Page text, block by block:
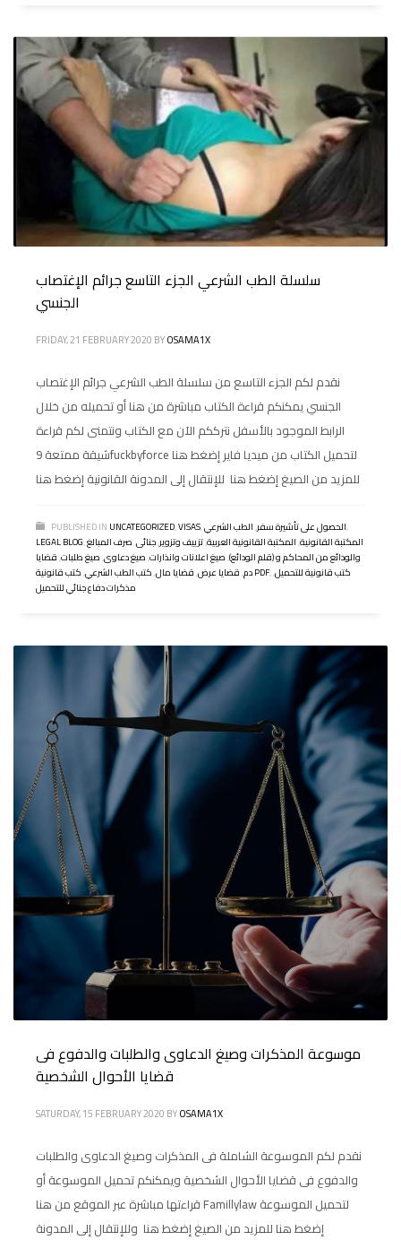
سلسلة الطب الشرعي الجزء التاسع جرائم الإغتصاب
الجنسي
FRIDAY, 21 FEBRUARY 2020 BYOSAMA1X
نقدم لكم الجزء التاسع من سلسلة الطب الشرعي جرائم الإغتصاب
الجنسي يمكنكم قراءة الكتاب مباشرة من هنا أو تحميله من خلال
الرابط الموجود بالأسفل نترككم الآن مع الكتاب ونتمنى لكم قراءة
شيقة ممتعة 9fuckbyforce لتحميل الكتاب من ميديا فاير إضغط هنا
للمزيد من الصيغ إضغط هنا للإنتقال إلى المدونة القانونية إضغط هنا
PUBLISHED IN UNCATEGORIZED,VISAS, الحصول على تأشيرة سفر,الطب الشرعي
,
LEGAL BLOG, المكتبة القانونية,المكتبة القانونية العربية,تزييف وتزوير,جنائى,صرف المبالغ
والودائع من المحاكم و (قلم الودائع),صيغ اعلانات وانذارات,صيغ دعاوى,صيغ طلبات,قضايا
دم,قضايا عرض,قضايا مال,كتب الطب الشرعي, كتب قانونية PDF, كتب قانونية للتحميل,
مذكرات دفاع جنائي للتحميل
موسوعة المذكرات وصيغ الدعاوى والطلبات والدفوع فى
قضايا الأحوال الشخصية
SATURDAY, 15 FEBRUARY 2020 BYOSAMA1X
نقدم لكم الموسوعة الشاملة فى المذكرات وصيغ الدعاوى والطلبات
والدفوع فى قضايا الأحوال الشخصية ويمكنكم تحميل الموسوعة أو
قراءتها مباشرة عبر الموقع من هنا Famillylaw لتحميل الموسوعة
إضغط هنا للمزيد من الصيغ إضغط هنا وللإنتقال إلى المدونة